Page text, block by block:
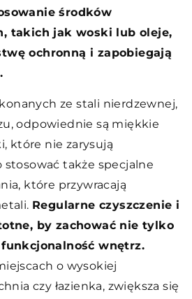
środków
takich jak woski lub oleje,
ochronną i zapobiegają
ze stali nierdzewnej,
odpowiednie są miękkie
które nie zarysują
stosować także specjalne
które przywracają
Regularne czyszczenie i
by zachować nie tylko
wnętrz.
o wysokiej
czy łazienka, zwiększa się